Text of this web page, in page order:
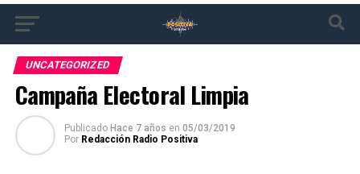
UNCATEGORIZED
Campaña Electoral Limpia
Publicado Hace 7 años en 05/03/2019
Por Redacción Radio Positiva